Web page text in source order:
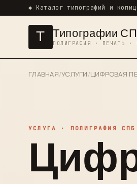
◆ Каталог типографий и
Т Типографии
ПОЛИГРАФИЯ · ПЕЧАТЬ ·
ГЛАВНАЯ/УСЛУГИ/ЦИФРОВАЯ
УСЛУГА · ПОЛИГРАФИЯ СПБ